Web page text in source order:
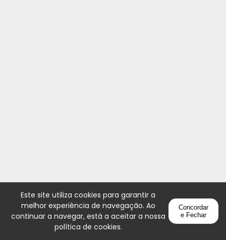
Este site utiliza cookies para garantir a
melhor experiência de navegação. Ao
continuar a navegar, está a aceitar a nossa
política de cookies.
Concordar
e Fechar